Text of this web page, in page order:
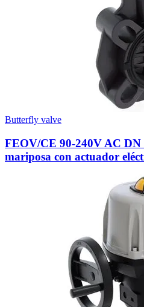
Butterfly valve
FEOV/CE 90-240V AC
mariposa con actuador